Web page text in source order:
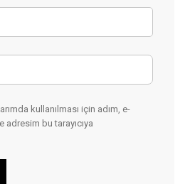
kullanılması için adım, e-
bu tarayıcıya